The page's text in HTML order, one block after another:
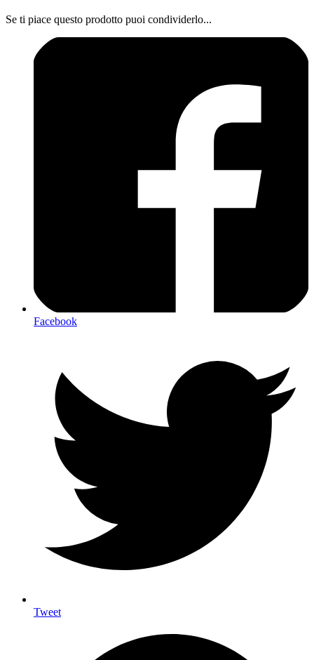
Se ti piace questo prodotto puoi condividerlo...
Facebook
Tweet